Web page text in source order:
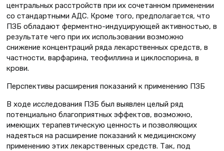
центральных расстройств при их сочетанном применении
со стандартными АДС. Кроме того, предполагается, что
ПЗБ обладают ферментно-индуцирующей активностью, в
результате чего при их использовании возможно
снижение концентраций ряда лекарственных средств, в
частности, варфарина, теофиллина и циклоспорина, в
крови.
Перспективы расширения показаний к применению ПЗБ
В ходе исследования ПЗБ был выявлен целый ряд
потенциально благоприятных эффектов, возможно,
имеющих терапевтическую ценность и позволяющих
надеяться на расширение показаний к медицинскому
применению этих лекарственных средств. Так, под